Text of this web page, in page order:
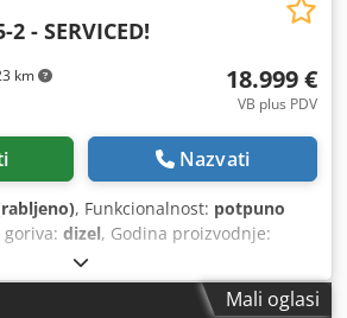
km
2 - SERVICED!
18.999 €
VB plus PDV
Nazvati
, Funkcionalnost: potpuno
goriva: dizel, Godina proizvodnje:
, Oprema:
nizak nivo buke, pogon na sva četiri
, Na prodaju valjak kupljen
Mali oglasi